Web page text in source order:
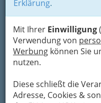
Erklärung.
Mit Ihrer Einwilligung
Verwendung von
Werbung können Sie
nutzen.
Diese schließt die
Adresse, Cookies &
Karte
Adresse mit Google